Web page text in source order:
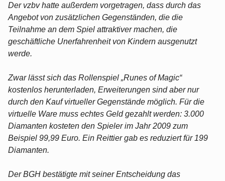
Der vzbv hatte außerdem vorgetragen, dass durch das
Angebot von zusätzlichen Gegenständen, die die
Teilnahme an dem Spiel attraktiver machen, die
geschäftliche Unerfahrenheit von Kindern ausgenutzt
werde.
Zwar lässt sich das Rollenspiel „Runes of Magic“
kostenlos herunterladen, Erweiterungen sind aber nur
durch den Kauf virtueller Gegenstände möglich. Für die
virtuelle Ware muss echtes Geld gezahlt werden: 3.000
Diamanten kosteten den Spieler im Jahr 2009 zum
Beispiel 99,99 Euro. Ein Reittier gab es reduziert für 199
Diamanten.
Der BGH bestätigte mit seiner Entscheidung das